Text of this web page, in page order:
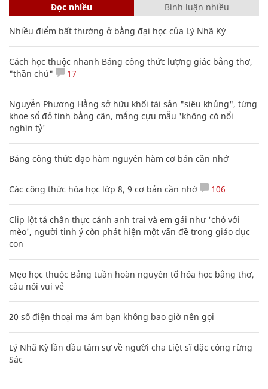
Đọc nhiều Bình luận nhiều
Nhiều điểm bất thường ở bằng đại học của Lý Nhã Kỳ
Cách học thuộc nhanh Bảng công thức lượng giác bằng thơ,
"thần chú"
17
Nguyễn Phương Hằng sở hữu khối tài sản "siêu khủng", từng
khoe sổ đỏ tính bằng cân, mắng cựu mẫu 'không có nổi
nghìn tỷ'
Bảng công thức đạo hàm nguyên hàm cơ bản cần nhớ
Các công thức hóa học lớp 8, 9 cơ bản cần nhớ 106
Clip lột tả chân thực cảnh anh trai và em gái như 'chó với
mèo', người tinh ý còn phát hiện một vấn đề trong giáo dục
con
Mẹo học thuộc Bảng tuần hoàn nguyên tố hóa học bằng thơ,
câu nói vui vẻ
20 số điện thoại ma ám bạn không bao giờ nên gọi
Lý Nhã Kỳ lần đầu tâm sự về người cha Liệt sĩ đặc công rừng
Sác